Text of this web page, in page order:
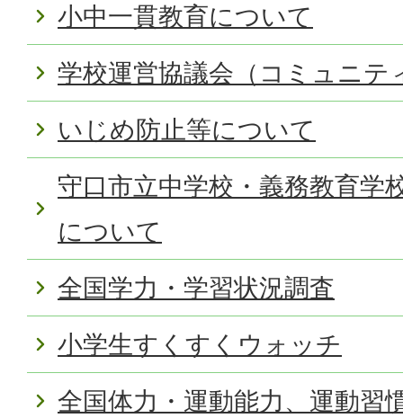
小中一貫教育について
学校運営協議会（コミュニテ
いじめ防止等について
守口市立中学校・義務教育学
について
全国学力・学習状況調査
小学生すくすくウォッチ
全国体力・運動能力、運動習